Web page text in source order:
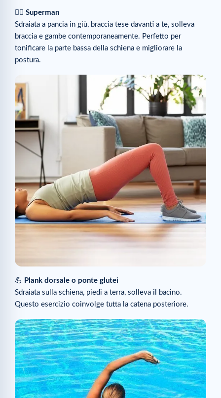
🧘‍♀️ Superman
Sdraiata a pancia in giù, braccia tese davanti a te, solleva
braccia e gambe contemporaneamente. Perfetto per
tonificare la parte bassa della schiena e migliorare la
postura.
💪 Plank dorsale o ponte glutei
Sdraiata sulla schiena, piedi a terra, solleva il bacino.
Questo esercizio coinvolge tutta la catena posteriore.